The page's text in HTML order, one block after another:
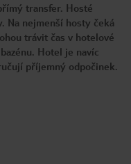
transfer. Hosté
Na nejmenší hosty čeká
trávit čas v hotelové
Hotel je navíc
příjemný odpočinek.